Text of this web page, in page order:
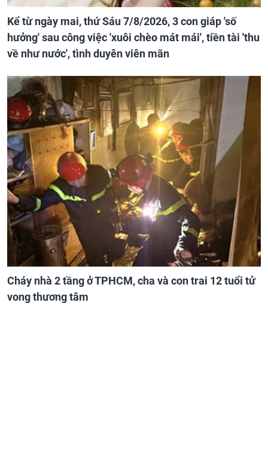
Kể từ ngày mai, thứ Sáu 7/8/2026, 3 con giáp 'số
hưởng' sau công việc 'xuôi chèo mát mái', tiền tài 'thu
về như nước', tình duyên viên mãn
Cháy nhà 2 tầng ở TPHCM, cha và con trai 12 tuổi tử
vong thương tâm